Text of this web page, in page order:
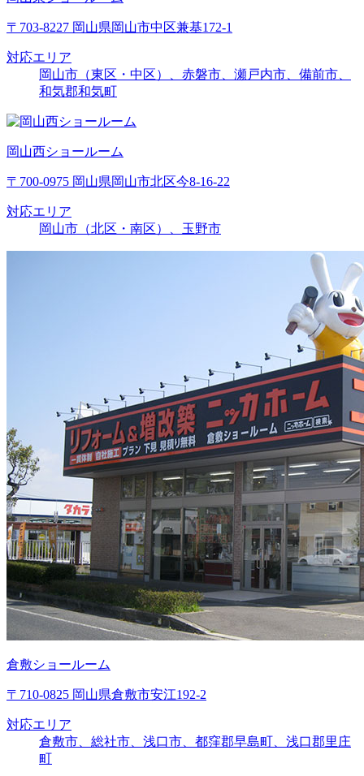
〒703-8227 岡山県岡山市中区兼基172-1
対応エリア
岡山市（東区・中区）、赤磐市、瀬戸内市、備前市、
和気郡和気町
岡山西ショールーム
〒700-0975 岡山県岡山市北区今8-16-22
対応エリア
岡山市（北区・南区）、玉野市
倉敷ショールーム
〒710-0825 岡山県倉敷市安江192-2
対応エリア
倉敷市、総社市、浅口市、都窪郡早島町、浅口郡里庄
町